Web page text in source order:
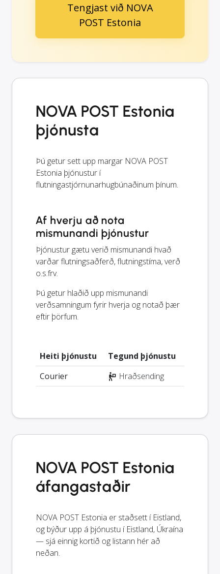
Tengjast við NOVA
POST Estonia
NOVA POST Estonia
þjónusta
Þú getur sett upp margar NOVA POST
Estonia þjónustur í
flutningastjórnunarhugbúnaðinum þínum.
Af hverju að nota
mismunandi þjónustur
Þjónustur gætu verið mismunandi hvað
varðar flutningsaðferð, flutningstíma, verð
o.s.frv.
Þú getur hlaðið upp mismunandi
verðsamningum fyrir hverja og notað þær
eftir þörfum.
Heiti þjónustu
Tegund þjónustu
Courier
Hraðsending
NOVA POST Estonia
áfangastaðir
NOVA POST Estonia er staðsett í Eistland,
og býður upp á þjónustu í Eistland, Úkraína
— sjá einnig kortið og listann hér að
neðan.